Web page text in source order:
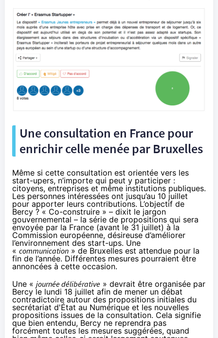
Une consultation en France pour
enrichir celle menée par Bruxelles
Même si cette consultation est orientée vers les
start-upers, n’importe qui peut y participer :
citoyens, entreprises et même institutions publiques.
Les personnes intéressées ont jusqu’au 10 juillet
pour apporter leurs contributions. L’objectif de
Bercy ? « Co-construire » – dixit le jargon
gouvernemental – la série de propositions qui sera
envoyée par la France (avant le 31 juillet) à la
Commission européenne, désireuse d’améliorer
l’environnement des start-ups. Une
« communication » de Bruxelles est attendue pour la
fin de l’année. Différentes mesures pourraient être
annoncées à cette occasion.
Une « journée délibérative » devrait être organisée par
Bercy le lundi 18 juillet afin de mener un débat
contradictoire autour des propositions initiales du
secrétariat d'État au Numérique et les nouvelles
propositions issues de la consultation. Cela signifie
que bien entendu, Bercy ne reprendra pas
forcément toutes les mesures suggérées, quand